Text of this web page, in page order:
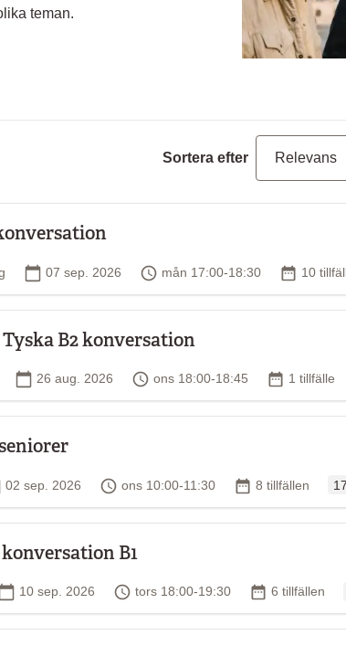
teman.
Sortera efter
Startdatum
07 sep. 2026 Tid
mån 17:00-18:30 Antal
10
Tyska B2 konversation
Startdatum
26 aug. 2026 Tid
ons 18:00-18:45 Antal
1 tillfälle
Startdatum
02 sep. 2026 Tid
ons 10:00-11:30 Antal tillfällen
8 tillfällen
B1
Startdatum
10 sep. 2026 Tid
tors 18:00-19:30 Antal tillfällen
6 tillfällen